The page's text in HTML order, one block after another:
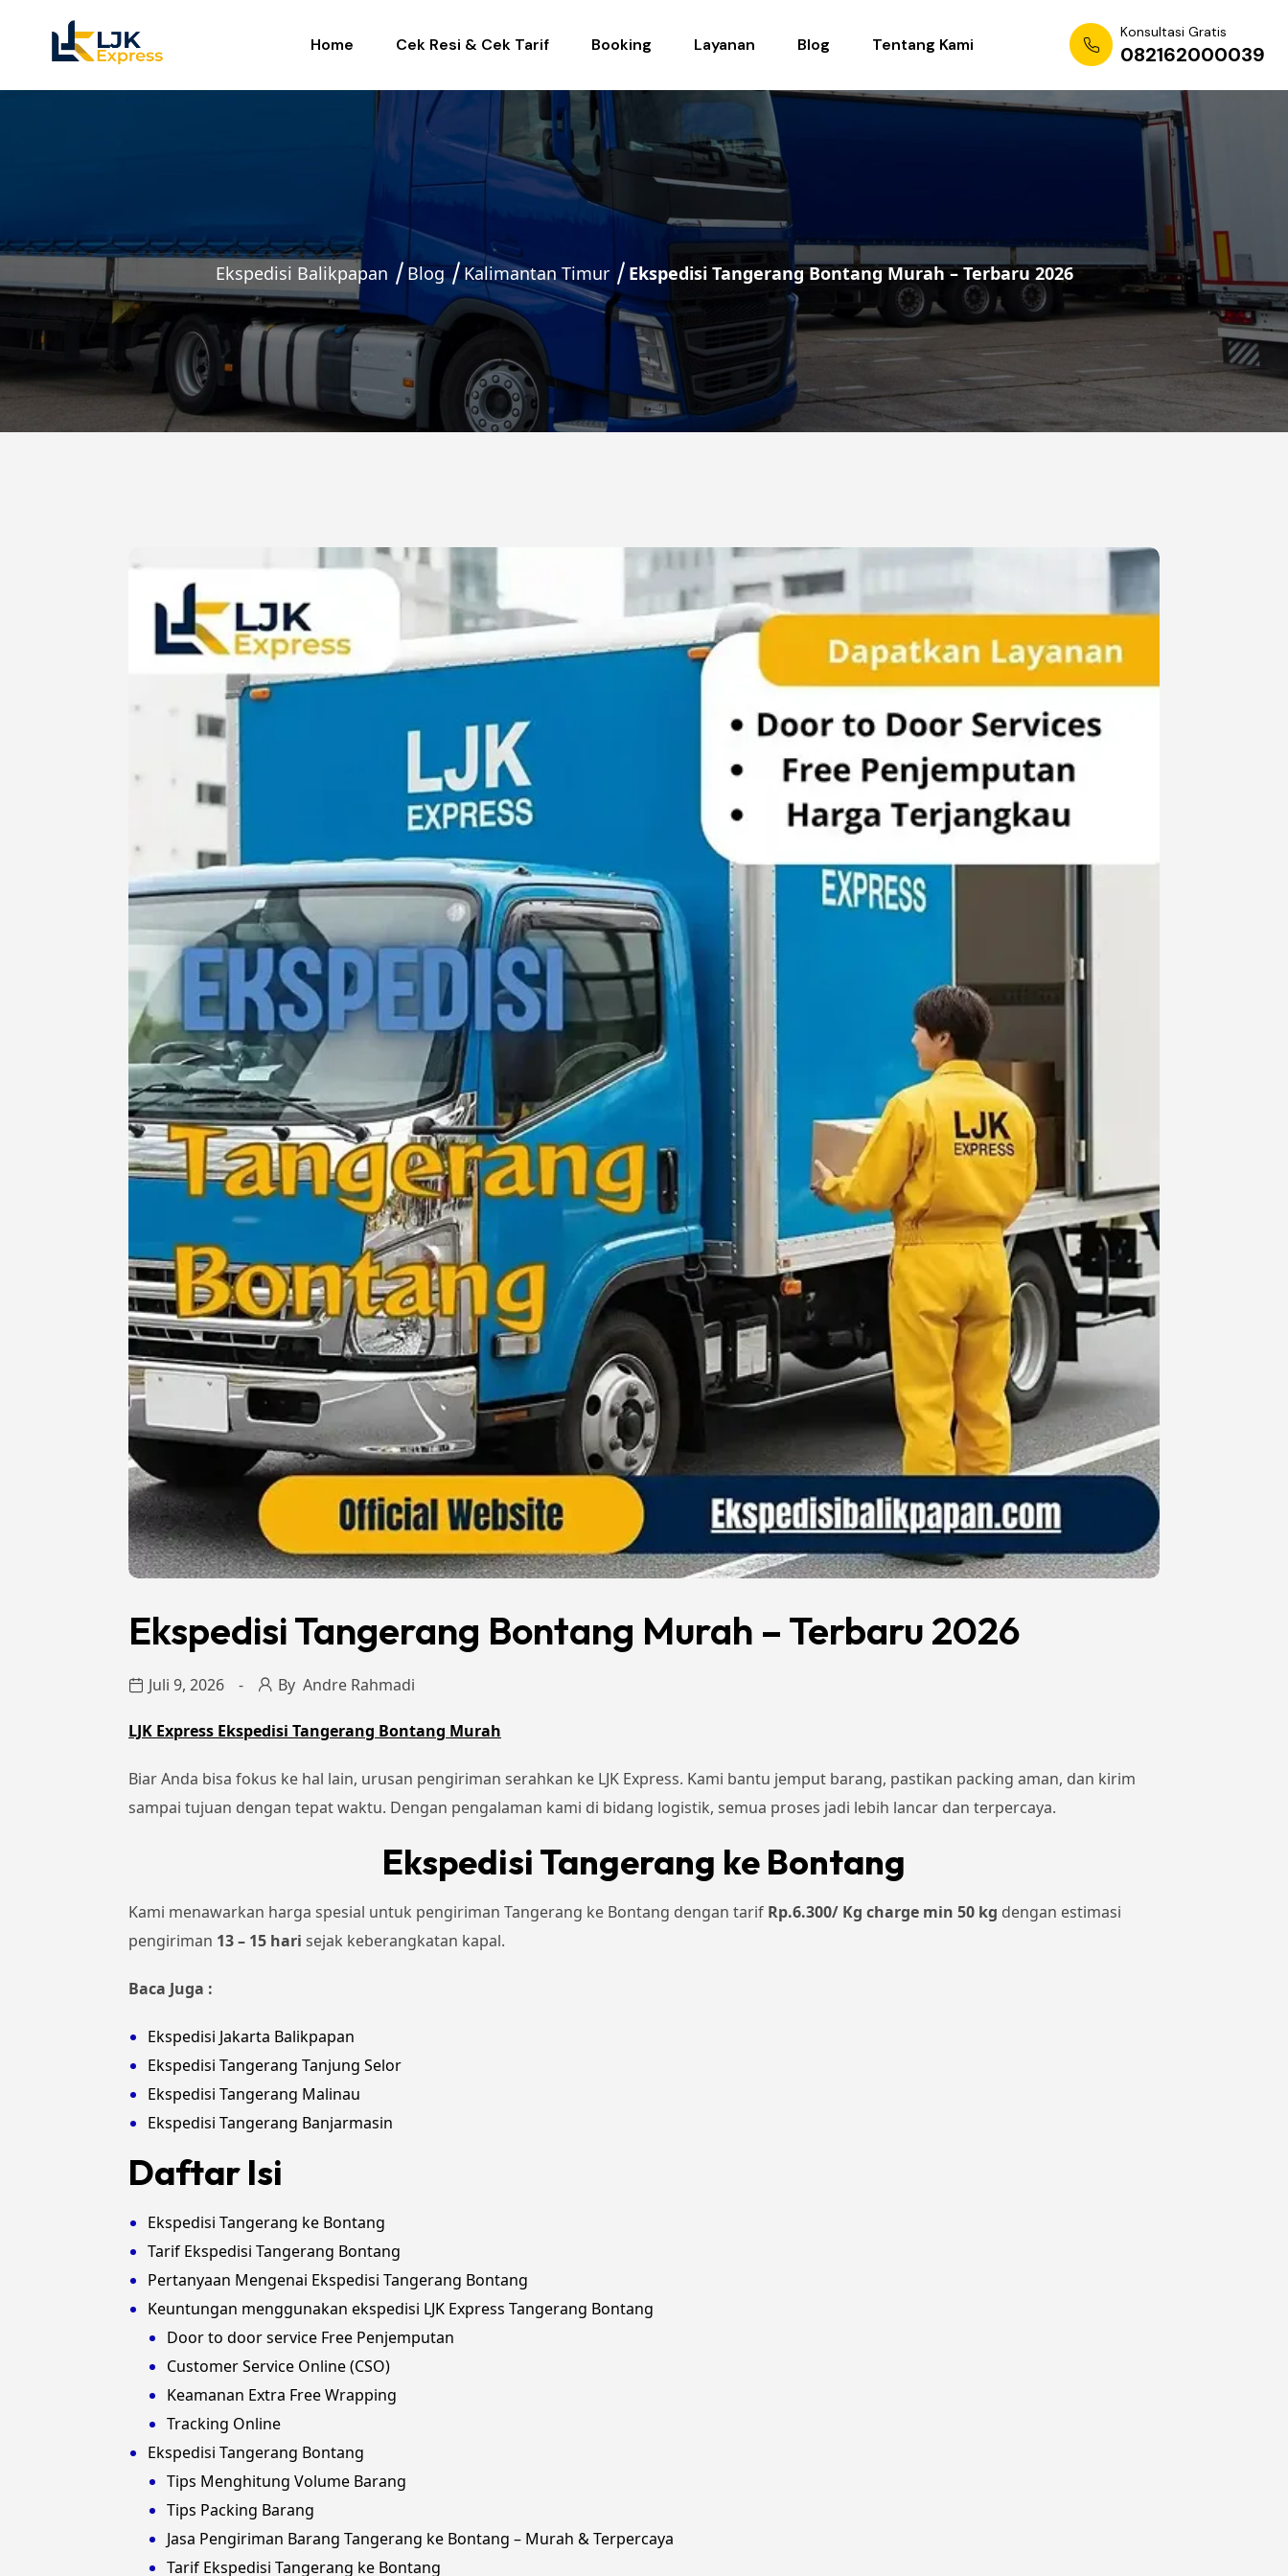
Home Cek Resi & Cek Tarif Booking Layanan Blog Tentang Kami
Konsultasi Gratis
082162000039
Ekspedisi Balikpapan Blog Kalimantan Timur Ekspedisi Tangerang Bontang Murah – Terbaru 2026
Ekspedisi Tangerang Bontang Murah – Terbaru 2026
Juli 9, 2026 By Andre Rahmadi
LJK Express Ekspedisi Tangerang Bontang Murah
Biar Anda bisa fokus ke hal lain, urusan pengiriman serahkan ke LJK Express. Kami bantu jemput barang, pastikan packing aman, dan kirim
sampai tujuan dengan tepat waktu. Dengan pengalaman kami di bidang logistik, semua proses jadi lebih lancar dan terpercaya.
Ekspedisi Tangerang ke Bontang
Kami menawarkan harga spesial untuk pengiriman Tangerang ke Bontang dengan tarif Rp.6.300/ Kg charge min 50 kg dengan estimasi
pengiriman 13 – 15 hari sejak keberangkatan kapal.
Baca Juga :
Ekspedisi Jakarta Balikpapan
Ekspedisi Tangerang Tanjung Selor
Ekspedisi Tangerang Malinau
Ekspedisi Tangerang Banjarmasin
Daftar Isi
Ekspedisi Tangerang ke Bontang
Tarif Ekspedisi Tangerang Bontang
Pertanyaan Mengenai Ekspedisi Tangerang Bontang
Keuntungan menggunakan ekspedisi LJK Express Tangerang Bontang
Door to door service Free Penjemputan
Customer Service Online (CSO)
Keamanan Extra Free Wrapping
Tracking Online
Ekspedisi Tangerang Bontang
Tips Menghitung Volume Barang
Tips Packing Barang
Jasa Pengiriman Barang Tangerang ke Bontang – Murah & Terpercaya
Tarif Ekspedisi Tangerang ke Bontang